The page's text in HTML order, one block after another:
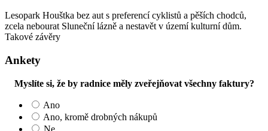
Lesopark Houštka bez aut s preferencí cyklistů a pěších chodců,
zcela nebourat Sluneční lázně a nestavět v území kulturní dům.
Takové závěry
Ankety
Myslíte si, že by radnice měly zveřejňovat všechny faktury?
Ano
Ano, kromě drobných nákupů
Ne